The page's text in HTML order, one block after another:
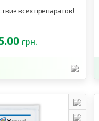
всех препаратов!
грн.